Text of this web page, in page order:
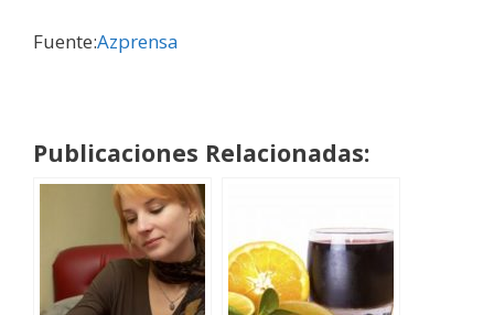
Fuente:Azprensa
Publicaciones Relacionadas: